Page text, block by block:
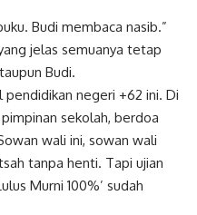
Budi membaca nasib.”
jelas semuanya tetap
Budi.
negeri +62 ini. Di
sekolah, berdoa
wali ini, sowan wali
tanpa henti. Tapi ujian
Murni 100%’ sudah